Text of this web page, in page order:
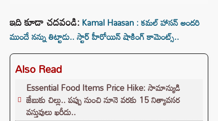
ఇది కూడా చదవండి:Kamal Haasan : కమల్ హాసన్ అందరి
ముందే నన్ను తిట్టాడు.. స్టార్ హీరోయిన్ షాకింగ్ కామెంట్స్..
Also Read
Essential Food Items Price Hike: సామాన్యుడి
జేబుకు చిల్లు.. పప్పు నుంచి నూనె వరకు 15 నిత్యావసర
వస్తువులు ఖరీదు..